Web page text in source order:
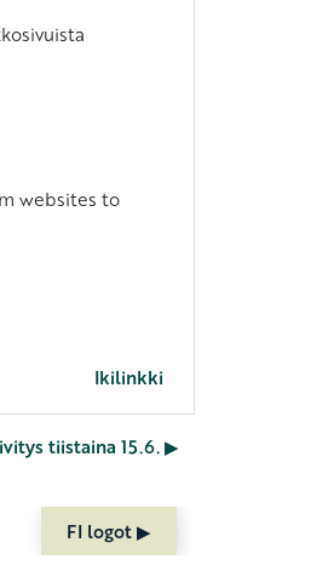
websites to
Ikilinkki
tiistaina 15.6. ▶︎
FI logot ▶︎